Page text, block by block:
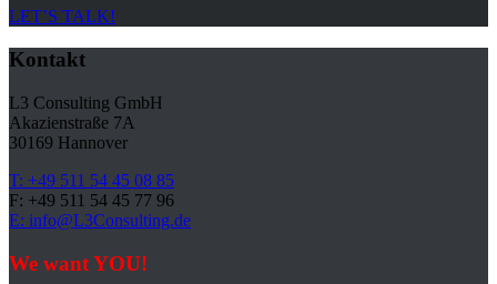
LET’S TALK!
Kontakt
L3 Consulting GmbH
Akazienstraße 7A
30169 Hannover
T: +49 511 54 45 08 85
F: +49 511 54 45 77 96
E: info@L3Consulting.de
We want YOU!